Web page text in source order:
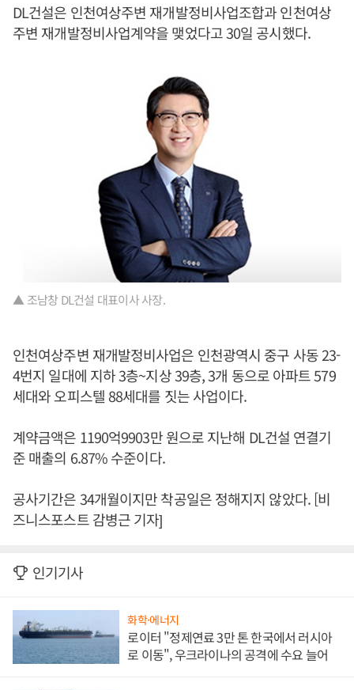
DL건설은 인천여상주변 재개발정비사업조합과 인천여상
주변 재개발정비사업계약을 맺었다고 30일 공시했다.
▲ 조남창 DL건설 대표이사 사장.
인천여상주변 재개발정비사업은 인천광역시 중구 사동 23-
4번지 일대에 지하 3층~지상 39층, 3개 동으로 아파트 579
세대와 오피스텔 88세대를 짓는 사업이다.
계약금액은 1190억9903만 원으로 지난해 DL건설 연결기
준 매출의 6.87% 수준이다.
공사기간은 34개월이지만 착공일은 정해지지 않았다. [비
즈니스포스트 감병근 기자]
인기기사
화학·에너지
로이터 "정제연료 3만 톤 한국에서 러시아
로 이동", 우크라이나의 공격에 수요 늘어